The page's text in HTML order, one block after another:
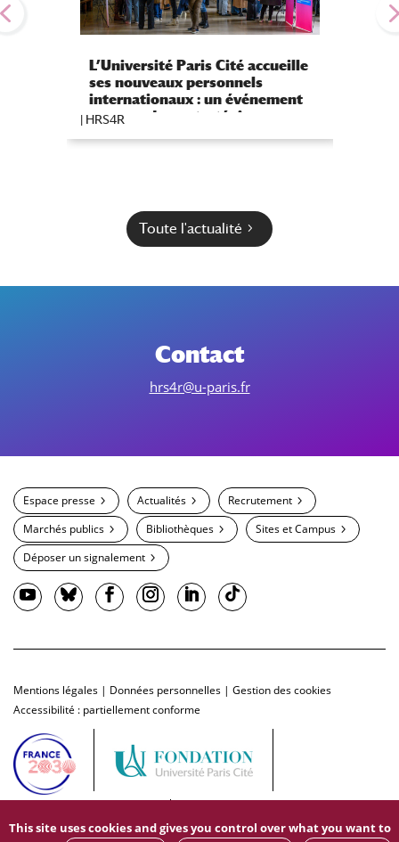
L’Université Paris Cité accueille
ses nouveaux personnels
internationaux : un événement
au cœur de sa stratégie
| HRS4R
Toute l'actualité
Contact
hrs4r@u-paris.fr
Espace presse Actualités
Recrutement
Marchés publics
Bibliothèques
Sites et Campus
Déposer un signalement
Mentions légales | Données personnelles | Gestion des cookies
Accessibilité : partiellement conforme
This site uses cookies and gives you control over what you want to